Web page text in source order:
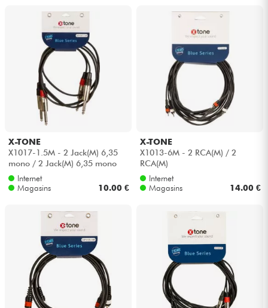
X-TONE
X1017-1.5M - 2 Jack(M) 6,35
mono / 2 Jack(M) 6,35 mono
Internet
Magasins
10.00 €
X-TONE
X1013-6M - 2 RCA(M) / 2
RCA(M)
Internet
Magasins
14.00 €